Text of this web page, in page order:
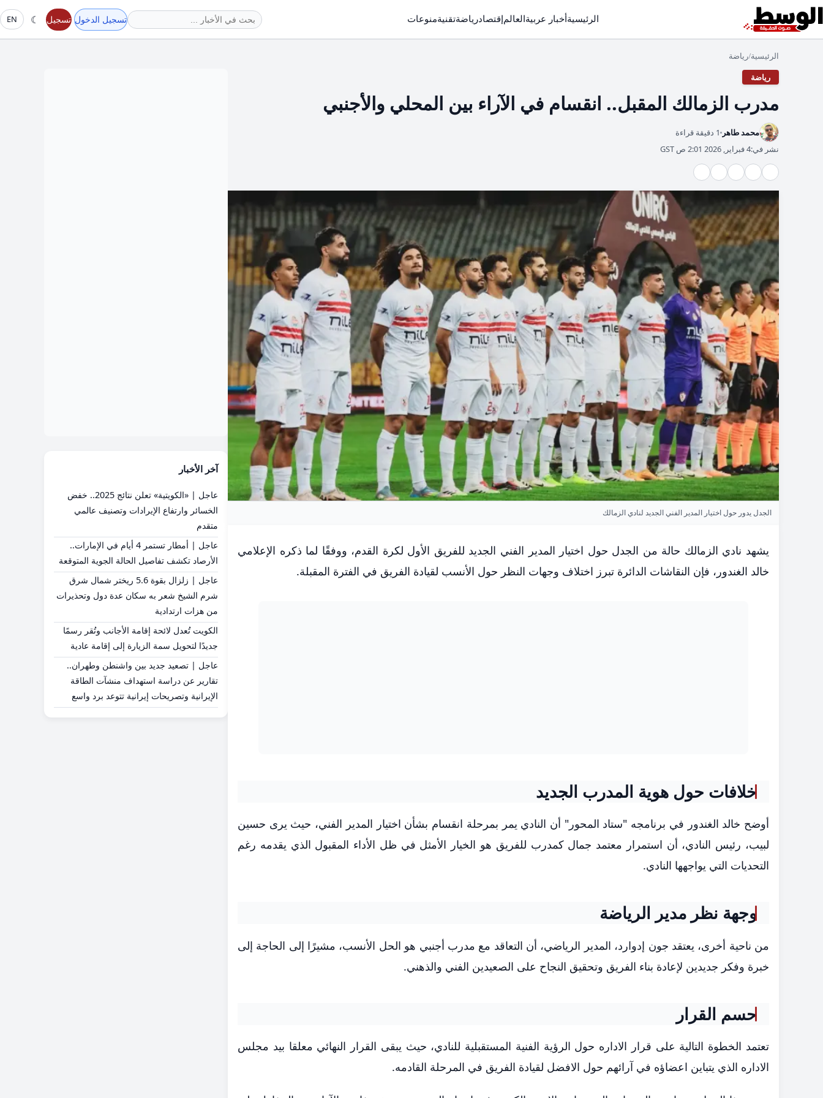
الرئيسيةأخبار عربيةالعالمإقتصادرياضةتقنيةمنوعات تسجيل الدخول تسجيل ☾
EN
الرئيسية/رياضة
رياضة
مدرب الزمالك المقبل.. انقسام في الآراء بين المحلي والأجنبي
محمد طاهر 1 دقيقة قراءة
نشر في:4 فبراير, 2026 2:01 ص GST
الجدل يدور حول اختيار المدير الفني الجديد لنادي الزمالك
يشهد نادي الزمالك حالة من الجدل حول اختيار المدير الفني الجديد للفريق الأول لكرة القدم، ووفقًا لما ذكره الإعلامي
خالد الغندور، فإن النقاشات الدائرة تبرز اختلاف وجهات النظر حول الأنسب لقيادة الفريق في الفترة المقبلة.
خلافات حول هوية المدرب الجديد
أوضح خالد الغندور في برنامجه "ستاد المحور" أن النادي يمر بمرحلة انقسام بشأن اختيار المدير الفني، حيث يرى حسين
لبيب، رئيس النادي، أن استمرار معتمد جمال كمدرب للفريق هو الخيار الأمثل في ظل الأداء المقبول الذي يقدمه رغم
التحديات التي يواجهها النادي.
وجهة نظر مدير الرياضة
من ناحية أخرى، يعتقد جون إدوارد، المدير الرياضي، أن التعاقد مع مدرب أجنبي هو الحل الأنسب، مشيرًا إلى الحاجة إلى
خبرة وفكر جديدين لإعادة بناء الفريق وتحقيق النجاح على الصعيدين الفني والذهني.
حسم القرار
تعتمد الخطوة التالية على قرار الاداره حول الرؤية الفنية المستقبلية للنادي، حيث يبقى القرار النهائي معلقا بيد مجلس
الاداره الذي يتباين اعضاؤه في آرائهم حول الافضل لقيادة الفريق في المرحلة القادمه.
آخر الأخبار
عاجل | «الكويتية» تعلن نتائج 2025.. خفض
الخسائر وارتفاع الإيرادات وتصنيف عالمي
متقدم
عاجل | أمطار تستمر 4 أيام في الإمارات..
الأرصاد تكشف تفاصيل الحالة الجوية المتوقعة
عاجل | زلزال بقوة 5.6 ريختر شمال شرق
شرم الشيخ شعر به سكان عدة دول وتحذيرات
من هزات ارتدادية
الكويت تُعدل لائحة إقامة الأجانب وتُقر رسمًا
جديدًا لتحويل سمة الزيارة إلى إقامة عادية
عاجل | تصعيد جديد بين واشنطن وطهران..
تقارير عن دراسة استهداف منشآت الطاقة
الإيرانية وتصريحات إيرانية تتوعد برد واسع